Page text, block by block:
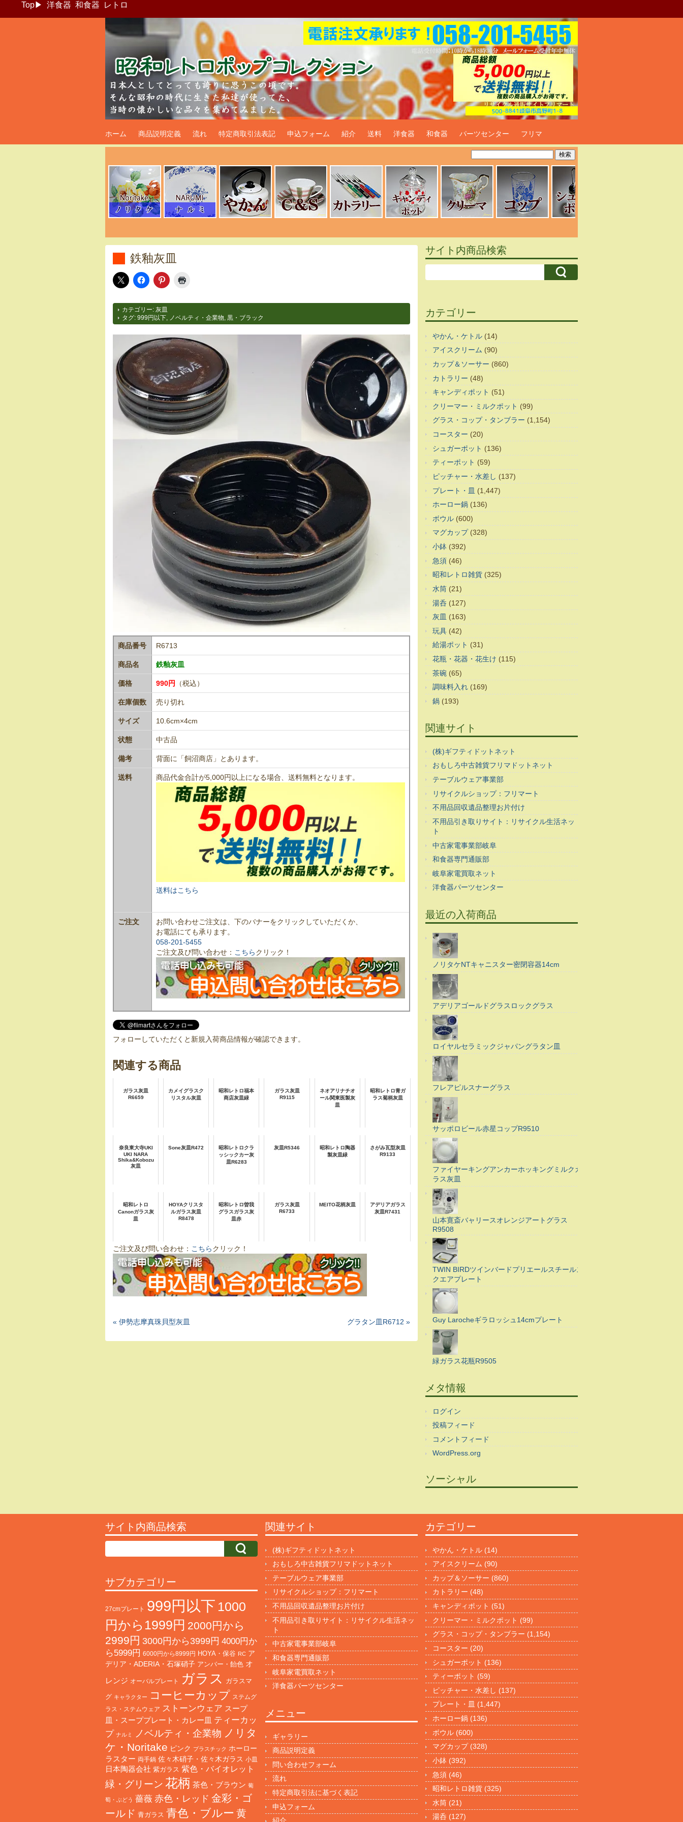
Top▶ 洋食器 和食器 レトロ
昭和レトロポップ食器生活雑貨通販＠フリマート
ホーム 商品説明定義 流れ 特定商取引法表記 申込フォーム 紹介 送料 洋食器 和食器 パーツセンター フリマ
鉄釉灰皿
カテゴリー: 灰皿
タグ: 999円以下 ノベルティ・企業物 黒・ブラック
商品番号 R6713
商品名 鉄釉灰皿
価格 990円 （税込）
在庫個数 売り切れ
サイズ 10.6cm×4cm
状態 中古品
備考 背面に「飼沼商店」とあります。
送料 商品代金合計が5,000円以上になる場合、送料無料となります。
送料はこちら
ご注文
お問い合わせご注文は、下のバナーをクリックしていただくか、
お電話にても承ります。
058-201-5455
ご注文及び問い合わせ： こちらクリック！
フォローしていただくと新規入荷商品情報が確認できます。
関連する商品
ガラス灰皿
R6659
カメイグラスク
リスタル灰皿
昭和レトロ福本
商店灰皿緑
ガラス灰皿
R9115
ネオアリナチオ
ール関東医製灰
皿
昭和レトロ青ガ
ラス菊柄灰皿
奈良東大寺UKI
UKI NARA
Shika&Kobozu
灰皿
Sone灰皿R472
昭和レトロクラ
ッシックカー灰
皿R6283
灰皿R5346
昭和レトロ陶器
製灰皿緑
さがみ瓦型灰皿
R9133
昭和レトロ
Canonガラス灰
皿
HOYAクリスタ
ルガラス灰皿
R8478
昭和レトロ曽我
グラスガラス灰
皿赤
ガラス灰皿
R6733
MEITO花柄灰皿
アデリアガラス
灰皿R7431
ご注文及び問い合わせ： こちらクリック！
« 伊勢志摩真珠貝型灰皿 グラタン皿R6712 »
サイト内商品検索
カテゴリー
やかん・ケトル (14)
アイスクリーム (90)
カップ＆ソーサー (860)
カトラリー (48)
キャンディポット (51)
クリーマー・ミルクポット (99)
グラス・コップ・タンブラー (1,154)
コースター (20)
シュガーポット (136)
ティーポット (59)
ピッチャー・水差し (137)
プレート・皿 (1,447)
ホーロー鍋 (136)
ボウル (600)
マグカップ(328)
小鉢 (392)
急須 (46)
昭和レトロ雑貨 (325)
水筒 (21)
湯呑 (127)
灰皿 (163)
玩具 (42)
給湯ポット (31)
花瓶・花器・花生け (115)
茶碗 (65)
調味料入れ (169)
鍋 (193)
関連サイト
(株)ギフティドットネット
おもしろ中古雑貨フリマドットネット
テーブルウェア事業部
リサイクルショップ：フリマート
不用品回収遺品整理お片付け
不用品引き取りサイト：リサイクル生活ネッ
ト
中古家電事業部岐阜
和食器専門通販部
岐阜家電買取ネット
洋食器パーツセンター
最近の入荷商品
ノリタケNTキャニスター密閉容器14cm
アデリアゴールドグラスロックグラス
ロイヤルセラミックジャパングラタン皿
フレアピルスナーグラス
サッポロビール赤星コップR9510
ファイヤーキングアンカーホッキングミルクガ
ラス灰皿
山本寛斎バャリースオレンジアートグラス
R9508
TWIN BIRDツインバードプリエールスチールス
クエアプレート
Guy Larocheギラロッシュ14cmプレート
緑ガラス花瓶R9505
メタ情報
ログイン
投稿フィード
コメントフィード
WordPress.org
ソーシャル
サイト内商品検索 関連サイト
(株)ギフティドットネット
おもしろ中古雑貨フリマドットネット
テーブルウェア事業部
リサイクルショップ：フリマート
不用品回収遺品整理お片付け
不用品引き取りサイト：リサイクル生活ネッ
ト
中古家電事業部岐阜
和食器専門通販部
岐阜家電買取ネット
洋食器パーツセンター
カテゴリー
やかん・ケトル (14)
アイスクリーム (90)
カップ＆ソーサー (860)
カトラリー (48)
キャンディポット (51)
クリーマー・ミルクポット (99)
グラス・コップ・タンブラー (1,154)
コースター (20)
シュガーポット (136)
ティーポット (59)
ピッチャー・水差し (137)
プレート・皿 (1,447)
ホーロー鍋 (136)
ボウル (600)
マグカップ(328)
小鉢 (392)
急須 (46)
昭和レトロ雑貨 (325)
水筒 (21)
湯呑 (127)
サブカテゴリー
27cmプレート 999円以下 1000
円から1999円 2000円から
2999円 3000円から3999円 4000円か
ら5999円 6000円から8999円 HOYA・保谷 RC ア
デリア・ADERIA・石塚硝子 アンバー・飴色 オ
レンジ オーバルプレート ガラス ガラスマ
グ キャラクター コーヒーカップ ステムグ
ラス・ステムウェア ストーンウェア スープ
皿・スーププレート・カレー皿 ティーカッ
プ ナルミ ノベルティ・企業物 ノリタ
ケ・Noritake ピンク プラスチック ホーロー
ラスター 両手鍋 佐々木硝子・佐々木ガラス 小皿
日本陶器会社 紫ガラス 紫色・バイオレット
緑・グリーン 花柄 茶色・ブラウン 葡
萄・ぶどう 薔薇 赤色・レッド 金彩・ゴ
ールド 青ガラス 青色・ブルー 黄
メニュー
ギャラリー
商品説明定義
問い合わせフォーム
流れ
特定商取引法に基づく表記
申込フォーム